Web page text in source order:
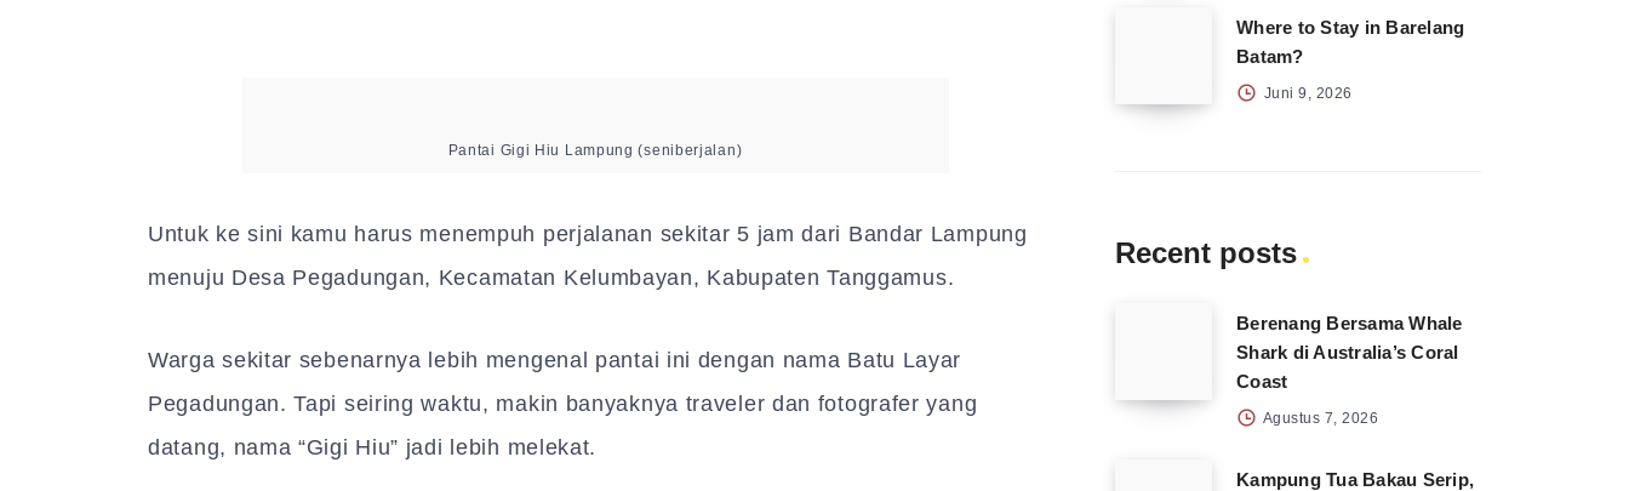
Pantai Gigi Hiu Lampung (seniberjalan)
Untuk ke sini kamu harus menempuh perjalanan sekitar 5 jam dari Bandar Lampung
menuju Desa Pegadungan, Kecamatan Kelumbayan, Kabupaten Tanggamus.
Warga sekitar sebenarnya lebih mengenal pantai ini dengan nama Batu Layar
Pegadungan. Tapi seiring waktu, makin banyaknya traveler dan fotografer yang
datang, nama “Gigi Hiu” jadi lebih melekat.
Where to Stay in Barelang
Batam?
Juni 9, 2026
Recent posts
Berenang Bersama Whale
Shark di Australia’s Coral
Coast
Agustus 7, 2026
Kampung Tua Bakau Serip,